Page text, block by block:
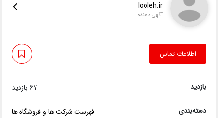
looleh.ir
آگهی دهنده
اطلاعات تماس
بازدید 67 بازدید
دسته‌بندی فهرست شرکت ها و فروشگاه ها